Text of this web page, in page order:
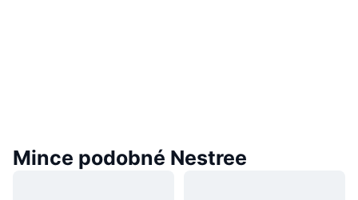
Mince podobné Nestree